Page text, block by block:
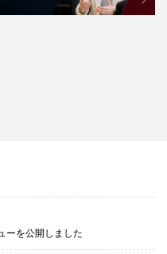
ーを公開しました